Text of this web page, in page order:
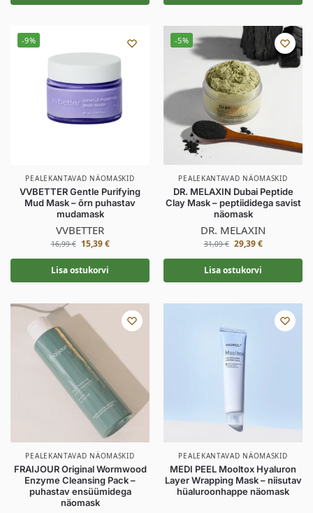
-9%
PEALEKANTAVAD NÄOMASKID
VVBETTER Gentle Purifying
Mud Mask – õrn puhastav
mudamask
VVBETTER
16,99€ 15,39€
Lisa ostukorvi
-5%
PEALEKANTAVAD NÄOMASKID
DR. MELAXIN Dubai Peptide
Clay Mask – peptiididega savist
näomask
DR. MELAXIN
31,09€ 29,39€
Lisa ostukorvi
PEALEKANTAVAD NÄOMASKID
FRAIJOUR Original Wormwood
Enzyme Cleansing Pack –
puhastav ensüümidega
näomask
PEALEKANTAVAD NÄOMASKID
MEDI PEEL Mooltox Hyaluron
Layer Wrapping Mask – niisutav
hüaluroonhappe näomask